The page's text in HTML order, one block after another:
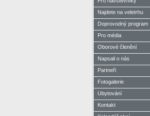
Najdete na veletrhu
Doprovodný program
Pro média
Oborové členění
Napsali o nás
Partneři
Fotogalerie
Ubytování
Kontakt